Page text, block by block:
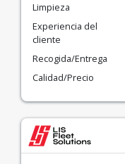
Limpieza
Experiencia del
cliente
Recogida/Entrega
Calidad/Precio